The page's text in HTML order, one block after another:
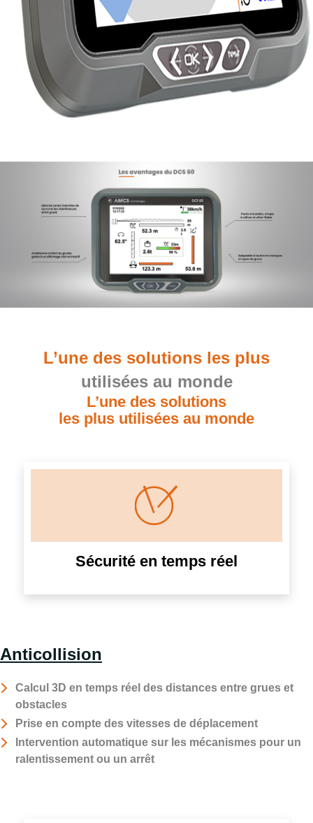
L’une des solutions les plus
utilisées au monde
L’une des solutions
les plus utilisées au monde
Sécurité en temps réel
Anticollision
Calcul 3D en temps réel des distances entre grues et
obstacles
Prise en compte des vitesses de déplacement
Intervention automatique sur les mécanismes pour un
ralentissement ou un arrêt